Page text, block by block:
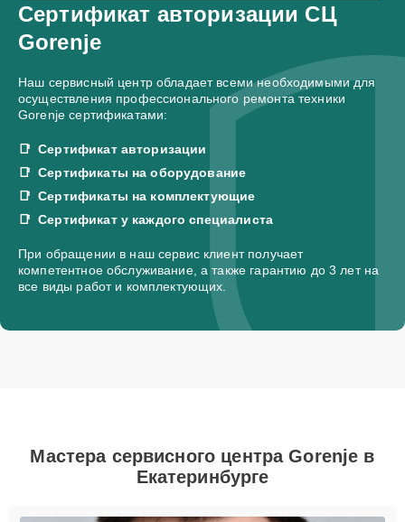
Сертификат авторизации СЦ
Gorenje
Наш сервисный центр обладает всеми необходимыми для
осуществления профессионального ремонта техники
Gorenje сертификатами:
Сертификат авторизации
Сертификаты на оборудование
Сертификаты на комплектующие
Сертификат у каждого специалиста
При обращении в наш сервис клиент получает
компетентное обслуживание, а также гарантию до 3 лет на
все виды работ и комплектующих.
Мастера сервисного центра Gorenje в
Екатеринбурге